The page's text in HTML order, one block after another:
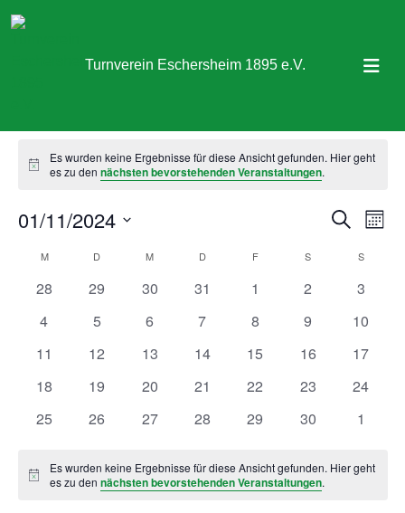
Turnverein Eschersheim 1895 e.V.
Aktuelles & Termine
Vorstandssitzung
Hinweis
Es wurden keine Ergebnisse für diese Ansicht gefunden. Hier geht
es zu dennächsten bevorstehenden Veranstaltungen.
Suche
Monat
01/11/2024
wählen.
Kalender
von
Veranstaltungen
MMONTAG D DIENSTAGM MITTWOCH
DDONNERSTAG
FFREITAG S SAMSTAGS
0
28
0
29
0
30
0
31
0
1
0
2
0
3
0
4
0
5
0
6
0
7
0
8
0
9
0
10
0
11
0
12
0
13
0
14
0
15
0
16
0
17
0
18
0
19
0
20
0
21
0
22
0
23
0
24
0
25
0
26
0
27
0
28
0
29
0
30
0
1
Hinweis
Es wurden keine Ergebnisse für diese Ansicht gefunden. Hier geht
es zu dennächsten bevorstehenden Veranstaltungen.